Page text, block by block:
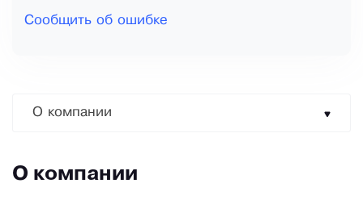
Сообщить об ошибке
О компании
О компании